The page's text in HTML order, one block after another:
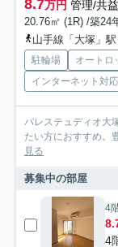
8.7万円 管理/共
20.76㎡ (1R) /築24
山手線「大塚」
駐輪場 オートロ
インターネット対応
パレステュディオ大
たい方におすすめ。
見る
募集中の部屋
4
4